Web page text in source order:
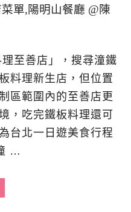
至善店」，搜尋潼鐵
料理新生店，但位置
區範圍內的至善店更
，吃完鐵板料理還可
台北一日遊美食行程
…